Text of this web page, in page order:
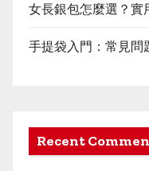
女長銀包怎麼選？實
手提袋入門：常見問
Recent